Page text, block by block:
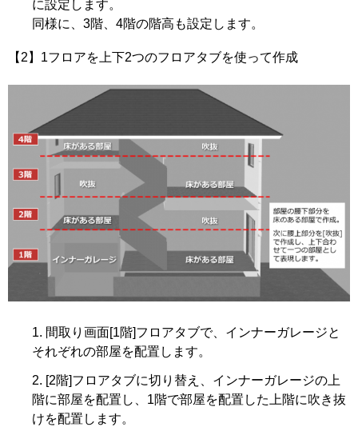
に設定します。
同様に、3階、4階の階高も設定します。
【2】1フロアを上下2つのフロアタブを使って作成
間取り画面[1階]フロアタブで、インナーガレージと
それぞれの部屋を配置します。
[2階]フロアタブに切り替え、インナーガレージの上
階に部屋を配置し、1階で部屋を配置した上階に吹き抜
けを配置します。